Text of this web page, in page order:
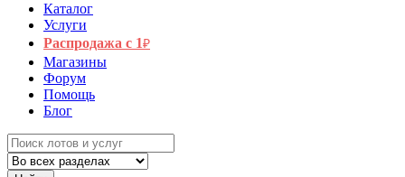
Каталог
Услуги
Распродажа с 1₽
Магазины
Форум
Помощь
Блог